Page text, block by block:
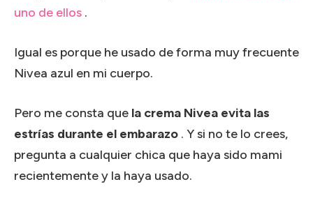
uno de ellos .
Igual es porque he usado de forma muy frecuente
Nivea azul en mi cuerpo.
Pero me consta que la crema Nivea evita las
estrías durante el embarazo . Y si no te lo crees,
pregunta a cualquier chica que haya sido mami
recientemente y la haya usado.